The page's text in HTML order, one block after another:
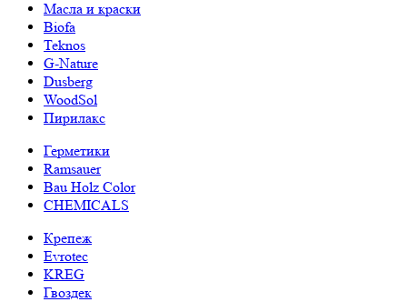
Масла и краски
Biofa
Teknos
G-Nature
Dusberg
WoodSol
Пирилакс
Герметики
Ramsauer
Bau Holz Color
CHEMICALS
Крепеж
Evrotec
KREG
Гвоздек